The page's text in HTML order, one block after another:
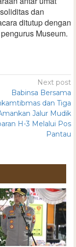
dan
ditutup dengan
Museum.
Next post
Babinsa Bersama
dan Tiga
Jalur Mudik
H-3 Melalui Pos
Pantau